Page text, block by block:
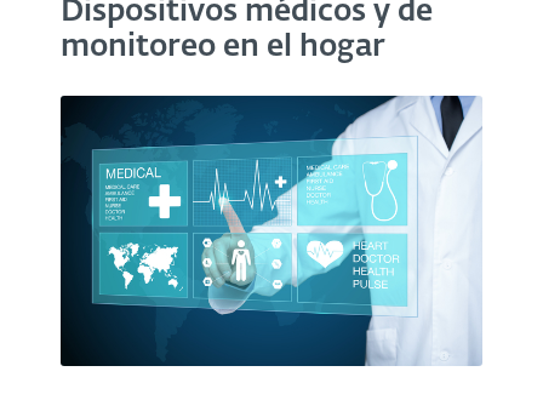
Dispositivos médicos y de
monitoreo en el hogar